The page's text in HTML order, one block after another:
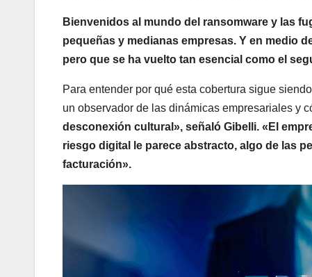
Bienvenidos al mundo del ransomware y las
pequeñas y medianas empresas. Y en medio
pero que se ha vuelto tan esencial como el
Para entender por qué esta cobertura sigue
un observador de las dinámicas empresariales y
desconexión cultural», señaló Gibelli. «El
riesgo digital le parece abstracto, algo de las
facturación».